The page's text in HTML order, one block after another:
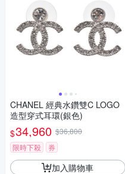
CHANEL 經典水鑽雙C LOGO
造型穿式耳環(銀色)
$34,960 $36,800
限時下殺
券
加入購物車